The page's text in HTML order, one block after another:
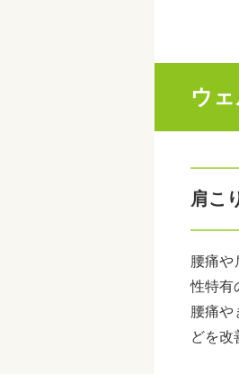
ウ
肩こ
腰痛や
性特有
腰痛や
どを改